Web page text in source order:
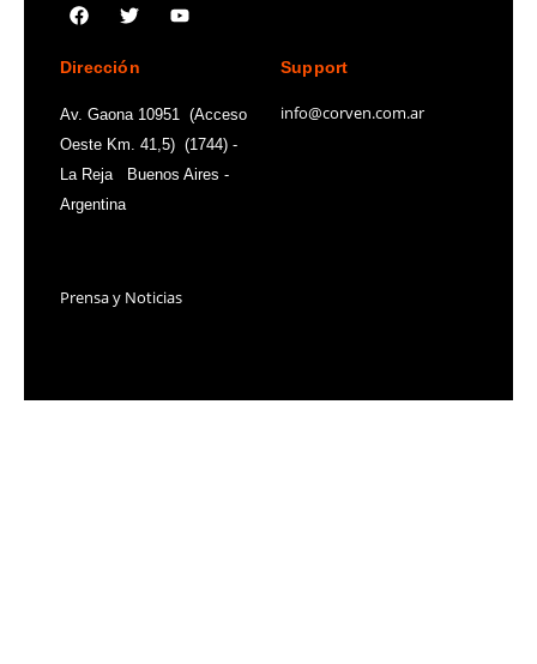
Dirección
Av. Gaona 10951 (Acceso
Oeste Km. 41,5) (1744) -
La Reja Buenos Aires -
Argentina
Support
info@corven.com.ar
Prensa y Noticias